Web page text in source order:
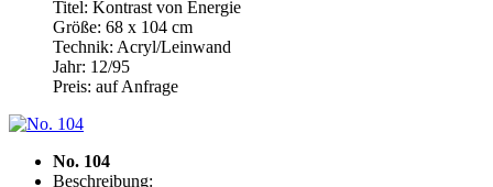
Titel: Kontrast von Energie
Größe: 68 x 104 cm
Technik: Acryl/Leinwand
Jahr: 12/95
Preis: auf Anfrage
No. 104
Beschreibung: